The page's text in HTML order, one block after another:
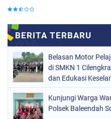
Belasan Motor
di SMKN 1
dan Edukasi
Kunjungi Warga
Polsek Baleendah